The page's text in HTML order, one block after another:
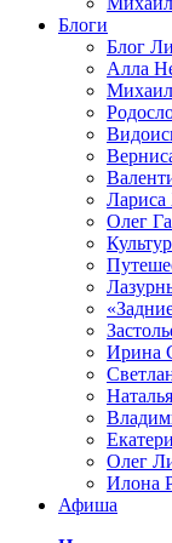
Блоги
Блог
Алла
Михаил
Олег
Ирина
Олег
Илона
Афиша